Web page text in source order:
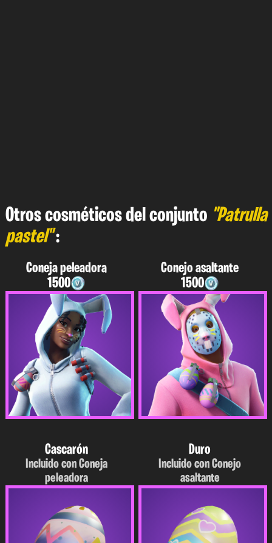
Otros cosméticos del conjunto "Patrulla
pastel":
Coneja peleadora
1500
Conejo asaltante
1500
Cascarón
Incluido con Coneja
peleadora
Duro
Incluido con Conejo
asaltante